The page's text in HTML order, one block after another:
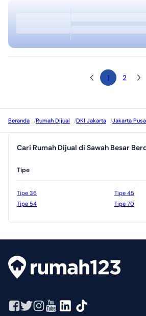
1 2
Beranda /Rumah Dijual /DKI Jakarta /Jakarta
Cari Rumah Dijual di Sawah Besar
Tipe
Tipe 36
Tipe 45
Tipe 54
Tipe 70